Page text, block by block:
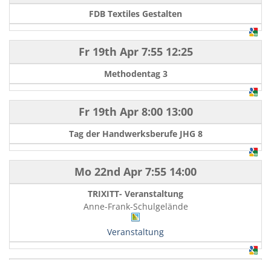
FDB Textiles Gestalten
Fr 19th Apr7:55 12:25
Methodentag 3
Fr 19th Apr8:00 13:00
Tag der Handwerksberufe JHG 8
Mo 22nd Apr 7:55 14:00
TRIXITT- Veranstaltung
Anne-Frank-Schulgelände
Veranstaltung